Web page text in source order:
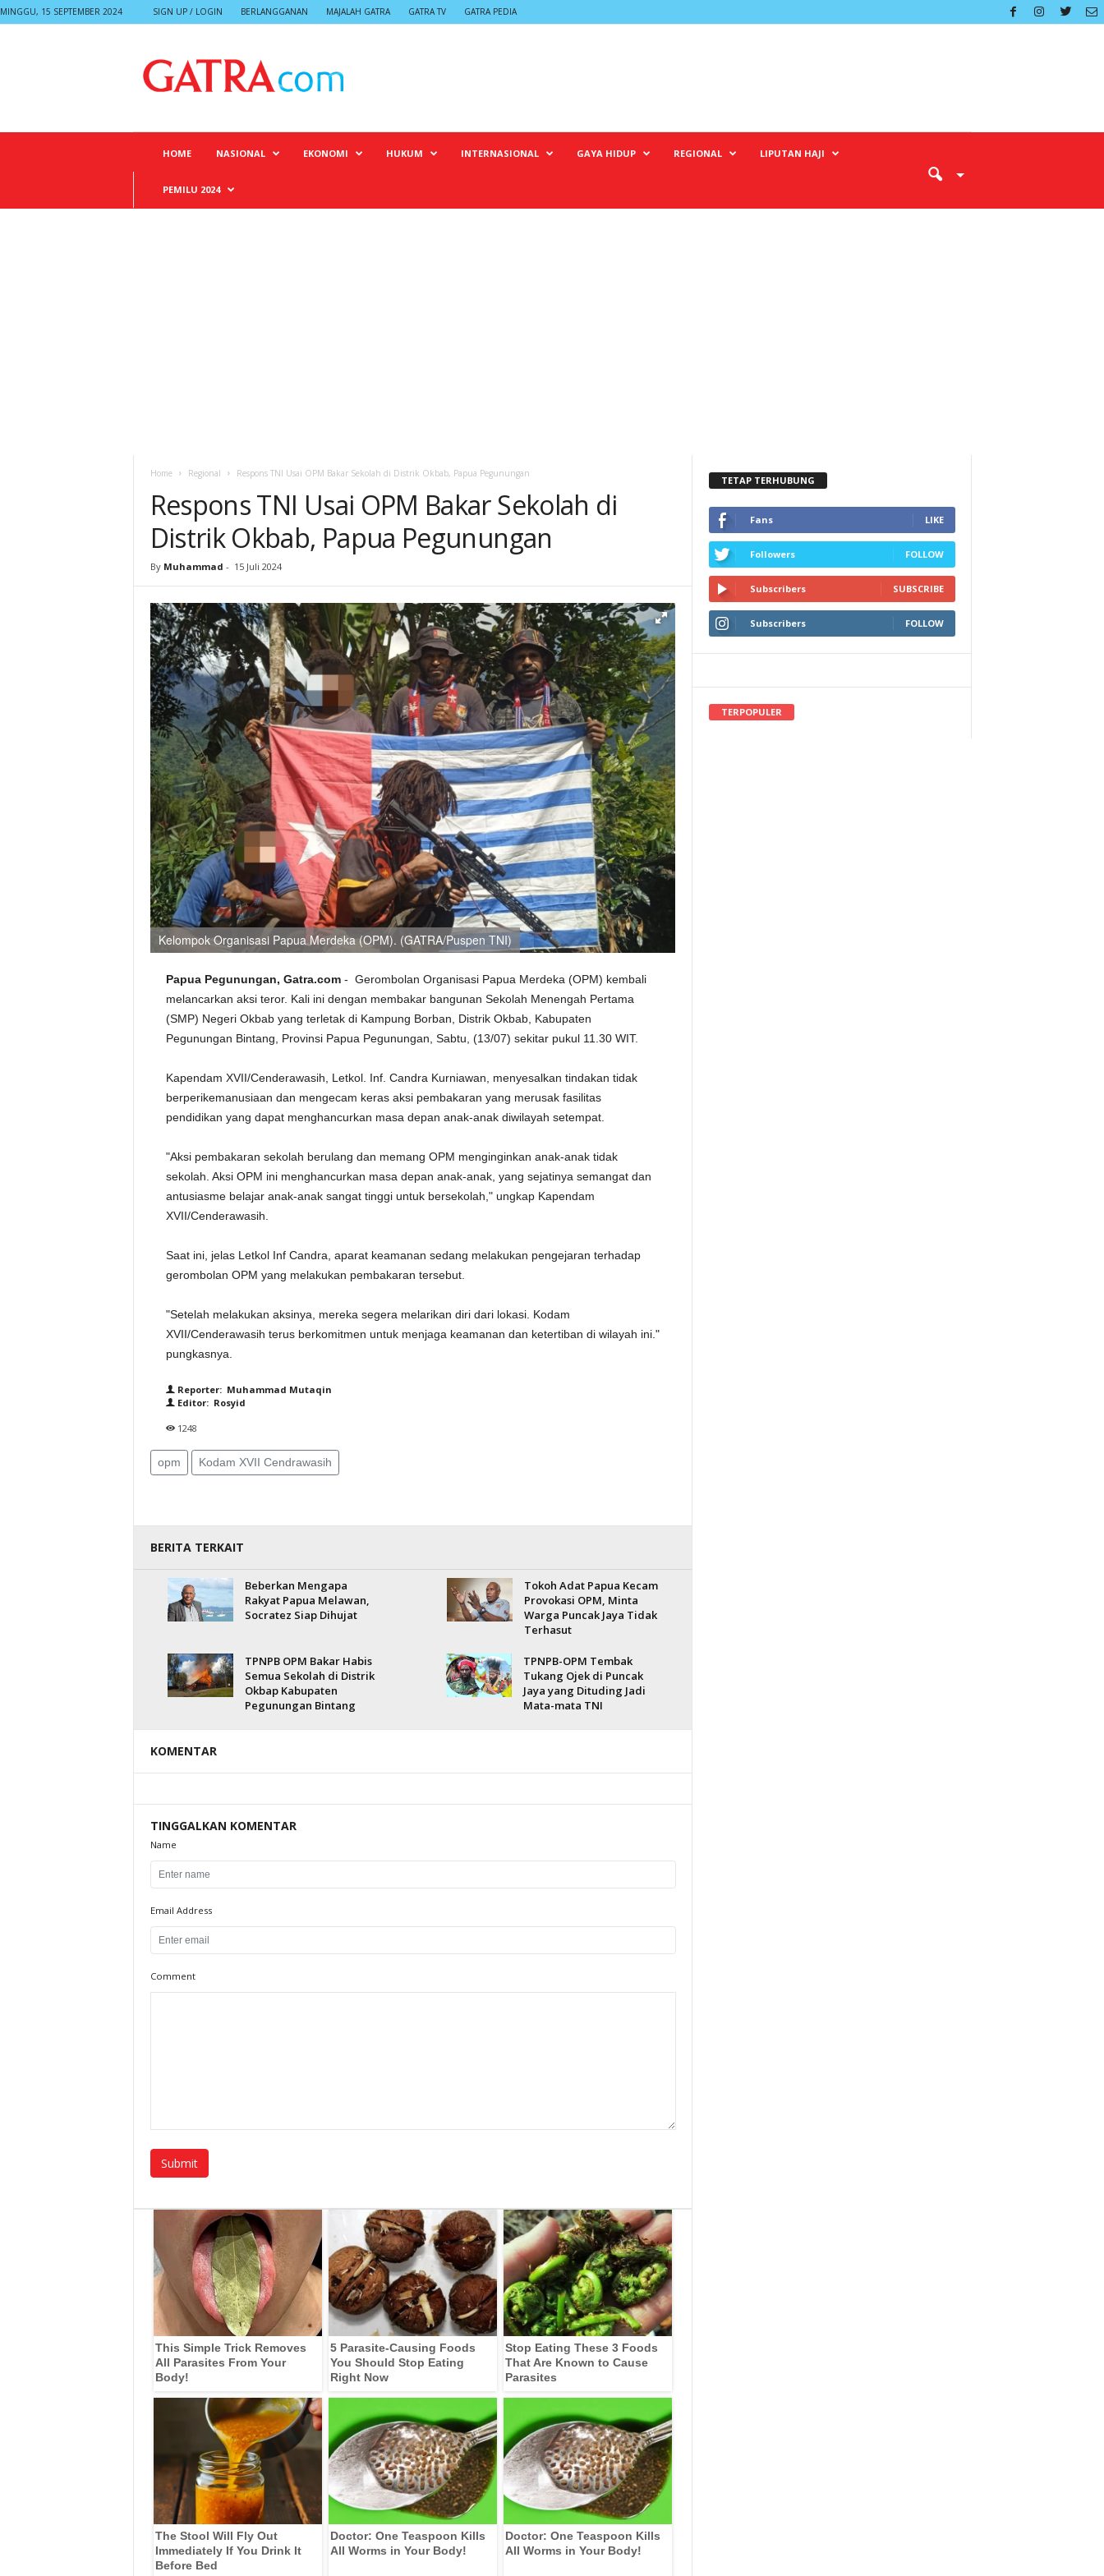
MINGGU, 15 SEPTEMBER 2024 SIGN UP / LOGIN BERLANGGANAN MAJALAH GATRA GATRA TV GATRA PEDIA
HOME NASIONAL EKONOMI HUKUM INTERNASIONAL GAYA HIDUP REGIONAL LIPUTAN HAJI
PEMILU 2024
Home Regional Respons TNI Usai OPM Bakar Sekolah di Distrik Okbab, Papua Pegunungan
Respons TNI Usai OPM Bakar Sekolah di
Distrik Okbab, Papua Pegunungan
By Muhammad - 15 Juli 2024
Kelompok Organisasi Papua Merdeka (OPM). (GATRA/Puspen TNI)
Papua Pegunungan, Gatra.com- Gerombolan Organisasi Papua Merdeka (OPM) kembali
melancarkan aksi teror. Kali ini dengan membakar bangunan Sekolah Menengah Pertama
(SMP) Negeri Okbab yang terletak di Kampung Borban, Distrik Okbab, Kabupaten
Pegunungan Bintang, Provinsi Papua Pegunungan, Sabtu, (13/07) sekitar pukul 11.30 WIT.
Kapendam XVII/Cenderawasih, Letkol. Inf. Candra Kurniawan, menyesalkan tindakan tidak
berperikemanusiaan dan mengecam keras aksi pembakaran yang merusak fasilitas
pendidikan yang dapat menghancurkan masa depan anak-anak diwilayah setempat.
"Aksi pembakaran sekolah berulang dan memang OPM menginginkan anak-anak tidak
sekolah. Aksi OPM ini menghancurkan masa depan anak-anak, yang sejatinya semangat dan
antusiasme belajar anak-anak sangat tinggi untuk bersekolah," ungkap Kapendam
XVII/Cenderawasih.
Saat ini, jelas Letkol Inf Candra, aparat keamanan sedang melakukan pengejaran terhadap
gerombolan OPM yang melakukan pembakaran tersebut.
"Setelah melakukan aksinya, mereka segera melarikan diri dari lokasi. Kodam
XVII/Cenderawasih terus berkomitmen untuk menjaga keamanan dan ketertiban di wilayah ini."
pungkasnya.
Reporter: Muhammad Mutaqin
Editor: Rosyid
1248
opm Kodam XVII Cendrawasih
BERITA TERKAIT
Beberkan Mengapa
Rakyat Papua Melawan,
Socratez Siap Dihujat
Tokoh Adat Papua Kecam
Provokasi OPM, Minta
Warga Puncak Jaya Tidak
Terhasut
TPNPB OPM Bakar Habis
Semua Sekolah di Distrik
Okbap Kabupaten
Pegunungan Bintang
TPNPB-OPM Tembak
Tukang Ojek di Puncak
Jaya yang Dituding Jadi
Mata-mata TNI
KOMENTAR
TINGGALKAN KOMENTAR
Name
Email Address
Comment
This Simple Trick Removes
All Parasites From Your
Body!
5 Parasite-Causing Foods
You Should Stop Eating
Right Now
Stop Eating These 3 Foods
That Are Known to Cause
Parasites
The Stool Will Fly Out
Immediately If You Drink It
Before Bed
Doctor: One Teaspoon Kills
All Worms in Your Body!
Doctor: One Teaspoon Kills
All Worms in Your Body!
TETAP TERHUBUNG
Fans LIKE
Followers FOLLOW
Subscribers SUBSCRIBE
Subscribers FOLLOW